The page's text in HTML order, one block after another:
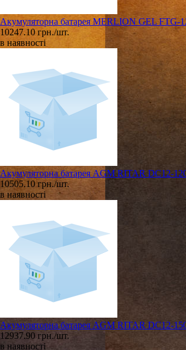
Акумуляторна батарея MERLION GEL FTG-
10247.10 грн./шт.
в наявності
Акумуляторна батарея AGM RITAR DC12-
10505.10 грн./шт.
в наявності
Акумуляторна батарея AGM RITAR DC12-
12937.90 грн./шт.
в наявності